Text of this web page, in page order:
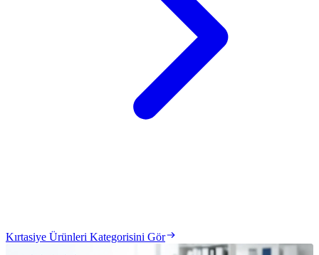
Kırtasiye Ürünleri Kategorisini Gör